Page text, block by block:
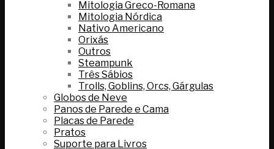
Mitologia Greco-Romana
Mitologia Nórdica
Nativo Americano
Orixás
Outros
Steampunk
Três Sábios
Trolls, Goblins, Orcs, Gárgulas
Globos de Neve
Panos de Parede e Cama
Placas de Parede
Pratos
Suporte para Livros